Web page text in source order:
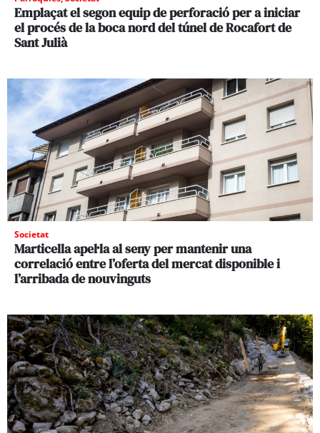
Emplaçat el segon equip de perforació per a iniciar
el procés de la boca nord del túnel de Rocafort de
Sant Julià
Societat
Marticella apel·la al seny per mantenir una
correlació entre l’oferta del mercat disponible i
l’arribada de nouvinguts